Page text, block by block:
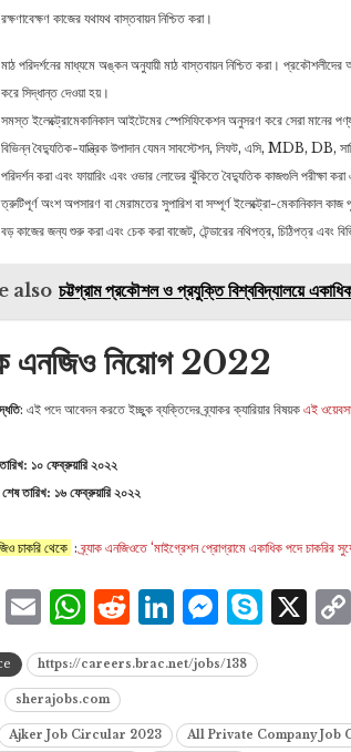
রক্ষণাবেক্ষণ কাজের যথাযথ বাস্তবায়ন নিশ্চিত করা।
মাঠ পরিদর্শনের মাধ্যমে অঙ্কন অনুযায়ী মাঠ বাস্তবায়ন নিশ্চিত করা। প্রকৌশলীদের
করে সিদ্ধান্ত দেওয়া হয়।
সমস্ত ইলেক্ট্রোমেকানিকাল আইটেমের স্পেসিফিকেশন অনুসরণ করে সেরা মানের
বিভিন্ন বৈদ্যুতিক-যান্ত্রিক উপাদান যেমন সাবস্টেশন, লিফট, এসি, MDB, DB,
পরিদর্শন করা এবং ফায়ারিং এবং ওভার লোডের ঝুঁকিতে বৈদ্যুতিক কাজগুলি পরীক্ষা
ত্রুটিপূর্ণ অংশ অপসারণ বা মেরামতের সুপারিশ বা সম্পূর্ণ ইলেক্ট্রো-মেকানিকাল কাজ
বড় কাজের জন্য শুরু করা এবং চেক করা বাজেট, টেন্ডারের নথিপত্র, চিঠিপত্র এবং
also চট্টগ্রাম প্রকৌশল ও প্রযুক্তি বিশ্ববিদ্যালয়ে
এনজিও নিয়োগ 2022
: এই পদে আবেদন করতে ইচ্ছুক ব্যক্তিদের ব্র্যাকর ক্যারিয়ার বিষয়ক এই
১০ ফেব্রুয়ারি ২০২২
তারিখ: ১৬ ফেব্রুয়ারি ২০২২
চাকরি থেকে :ব্র্যাক এনজিওতে ‘মাইগ্রেশন প্রোগ্রামে একাধিক পদে চাকরির
Facebook
Email
WhatsApp
Reddit
LinkedIn
X
https://careers.brac.net/jobs/138
sherajobs.com
Ajker Job Circular 2023 All Private Company Job